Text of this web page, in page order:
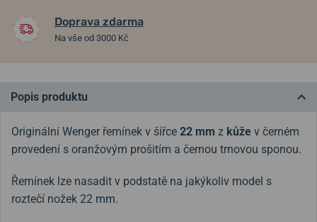
Doprava zdarma
Na vše od 3000 Kč
Popis produktu
Originální Wenger řemínek v šířce 22 mm z kůže v černém
provedení s oranžovým prošitím a černou trnovou sponou.
Řemínek lze nasadit v podstatě na jakýkoliv model s
roztečí nožek 22 mm.